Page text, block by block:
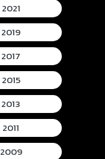
2021
2019
2017
2015
2013
2011
2009